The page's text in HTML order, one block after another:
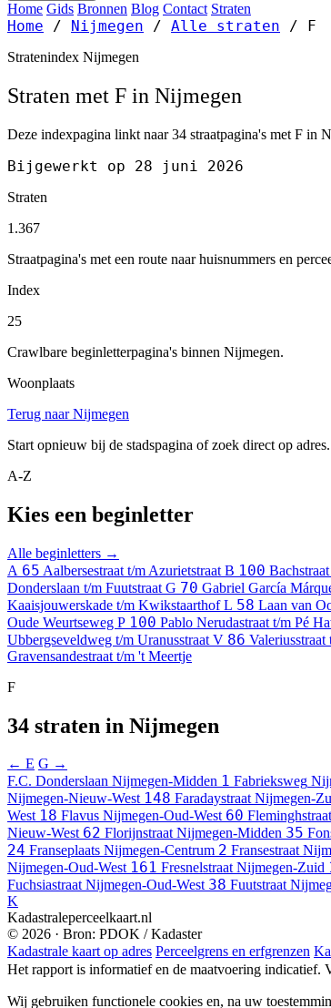
Home Gids Bronnen Blog Contact Straten
Home / Nijmegen / Alle straten / F
Stratenindex Nijmegen
Straten met F in Nijmegen
Deze indexpagina linkt naar 34 straatpagina's met F in
Bijgewerkt op 28 juni 2026
Straten
1.367
Straatpagina's met een route naar huisnummers en
Index
25
Crawlbare beginletterpagina's binnen Nijmegen.
Woonplaats
Terug naar Nijmegen
Start opnieuw bij de stadspagina of zoek direct op adres.
A-Z
Kies een beginletter
Alle beginletters →
A 65 Aalbersestraat t/m Azurietstraat B 100
Donderslaan t/m Fuutstraat G 70 Gabriel García
Kaaisjouwerskade t/m KwikstaarthofL 58 Laan van
Oude Weurtseweg P 100 Pablo Nerudastraat t/m Pé
Ubbergseveldweg t/m Uranusstraat V 86
Gravensandestraat t/m 't Meertje
F
34 straten in Nijmegen
← E G →
F.C. Donderslaan Nijmegen-Midden 1 Fabrieksweg
Nijmegen-Nieuw-West 148 Faradaystraat Nijmegen-
West 18 Flavus Nijmegen-Oud-West 60 Fleminghstraat
Nieuw-West 62 Florijnstraat Nijmegen-Midden 35
24 Franseplaats Nijmegen-Centrum 2 Fransestraat
Nijmegen-Oud-West 161 Fresnelstraat Nijmegen-Zuid
Fuchsiastraat Nijmegen-Oud-West 38 Fuutstraat
K
Kadastraleperceelkaart.nl
© 2026 · Bron: PDOK / Kadaster
Kadastrale kaart op adres Perceelgrens en erfgrenzen
Het rapport is informatief en de maatvoering indicatief.
Wij gebruiken functionele cookies en, na uw